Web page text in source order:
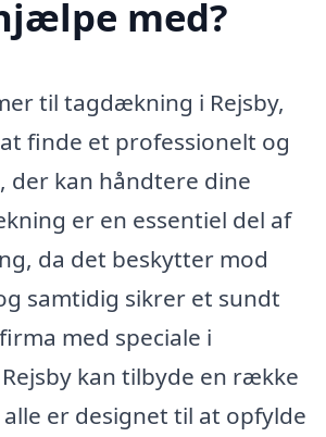
med?
til tagdækning i Rejsby,
finde et professionelt og
der kan håndtere dine
er en essentiel del af
da det beskytter mod
samtidig sikrer et sundt
med speciale i
kan tilbyde en række
er designet til at opfylde